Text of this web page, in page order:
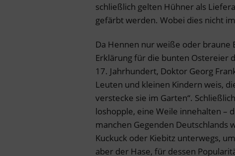
schließlich gelten Hühner als
gefärbt werden. Wobei dies nicht
Da Hennen nur weiße oder braune
Erklärung für die bunten Ostereier
17. Jahrhundert, Doktor Georg
Leuten und kleinen Kindern weis,
verstecke sie im Garten“.
loshopple, eine Weile innehalten –
manchen Gegenden Deutschlands
Kuckuck oder Kiebitz unterwegs,
aber der Hase, für dessen